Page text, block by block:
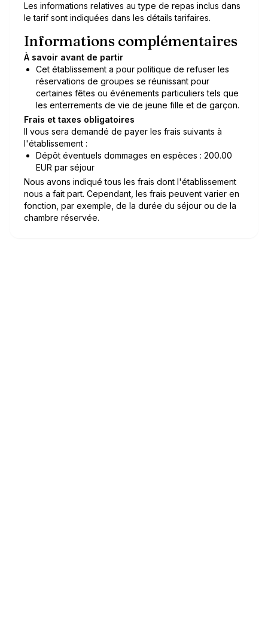
Les informations relatives au type de repas inclus dans
le tarif sont indiquées dans les détails tarifaires.
Informations complémentaires
À savoir avant de partir
Cet établissement a pour politique de refuser les
réservations de groupes se réunissant pour
certaines fêtes ou événements particuliers tels que
les enterrements de vie de jeune fille et de garçon.
Frais et taxes obligatoires
Il vous sera demandé de payer les frais suivants à
l'établissement :
Dépôt éventuels dommages en espèces : 200.00
EUR par séjour
Nous avons indiqué tous les frais dont l'établissement
nous a fait part. Cependant, les frais peuvent varier en
fonction, par exemple, de la durée du séjour ou de la
chambre réservée.